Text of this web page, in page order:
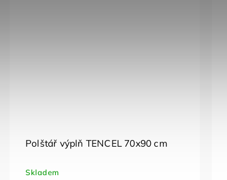
Polštář výplň TENCEL 70x90 cm
Skladem